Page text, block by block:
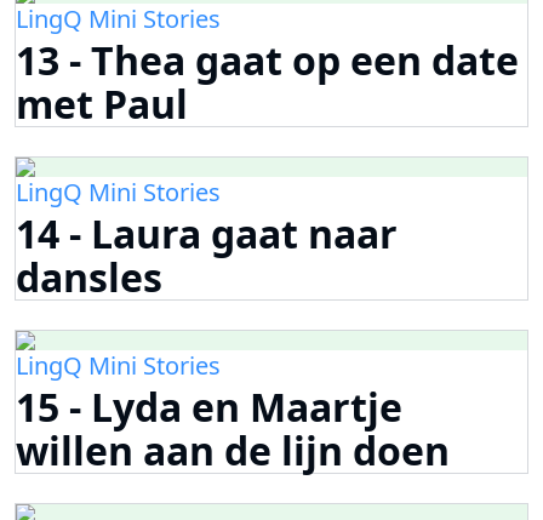
LingQ Mini Stories
13 - Thea gaat op een date
met Paul
LingQ Mini Stories
14 - Laura gaat naar
dansles
LingQ Mini Stories
15 - Lyda en Maartje
willen aan de lijn doen